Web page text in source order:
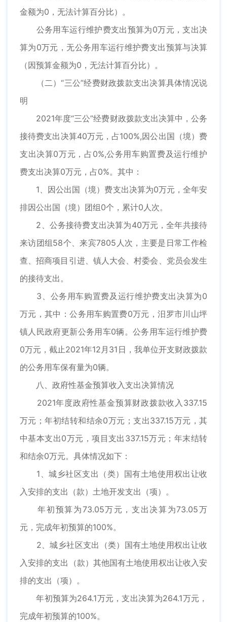
金额为0，无法计算百分比）。
公务用车运行维护费支出预算为0万元，支出决
算为0万元，无公务用车运行维护费支出预算与决算
（因预算金额为0，无法计算百分比）。
（二）“三公”经费财政拨款支出决算具体情况说
明
2021年度“三公”经费财政拨款支出决算中，公务
接待费支出决算40万元，占100%,因公出国（境）费
支出决算0万元，占0%,公务用车购置费及运行维护
费支出决算0万元，占0%。其中：
1、因公出国（境）费支出决算为0万元，全年安
排因公出国（境）团组0个，累计0人次。
2、公务接待费支出决算为40万元，全年共接待
来访团组58个、来宾7805人次，主要是日常工作检
查、招商项目引进、镇人大会、村委会、党员会发生
的接待支出。
3、公务用车购置费及运行维护费支出决算为0
万元，其中：公务用车购置费0万元，汨罗市川山坪
镇人民政府更新公务用车0辆。公务用车运行维护费
0万元，截止2021年12月31日，我单位开支财政拨款
的公务用车保有量为0辆。
八、政府性基金预算收入支出决算情况
2021年度政府性基金预算财政拨款收入337.15
万元；年初结转和结余0万元；支出337.15万元，其
中基本支出0万元，项目支出337.15万元；年末结转
和结余0万元。具体情况如下：
1、城乡社区支出（类）国有土地使用权出让收
入安排的支出（款）土地开发支出（项）。
年初预算为73.05万元，支出决算为73.05万
元，完成年初预算的100%。
2、城乡社区支出（类）国有土地使用权出让收
入安排的支出（款）其他国有土地使用权出让收入安
排的支出（项）。
年初预算为264.1万元，支出决算为264.1万元，
完成年初预算的100%。